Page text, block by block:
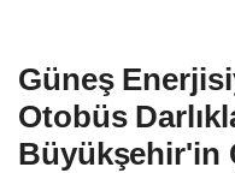
Güneş
Otobüs
Büyükşehir'in